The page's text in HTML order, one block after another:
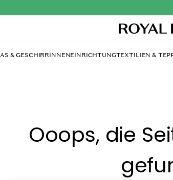
& GESCHIRRINNENEINRICHTUNGTEXTILIEN &
Ooops, die